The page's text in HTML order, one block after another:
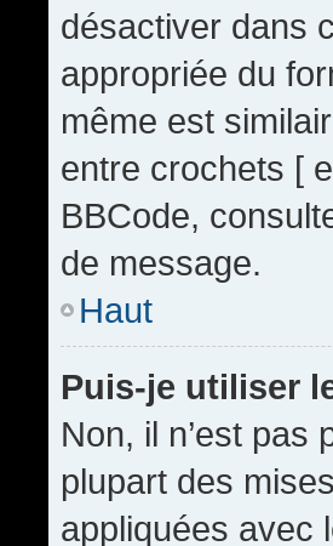
désactiver dans
appropriée du
même est
entre crochets [
BBCode,
de message.
Haut
Puis-je utiliser
Non, il n’est pas
plupart des
appliquées avec